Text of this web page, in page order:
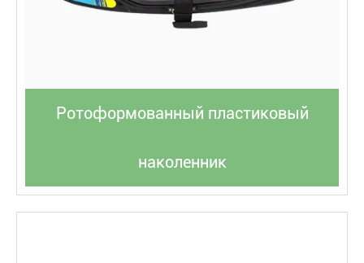
Ротоформованный пластиковый
наколенник